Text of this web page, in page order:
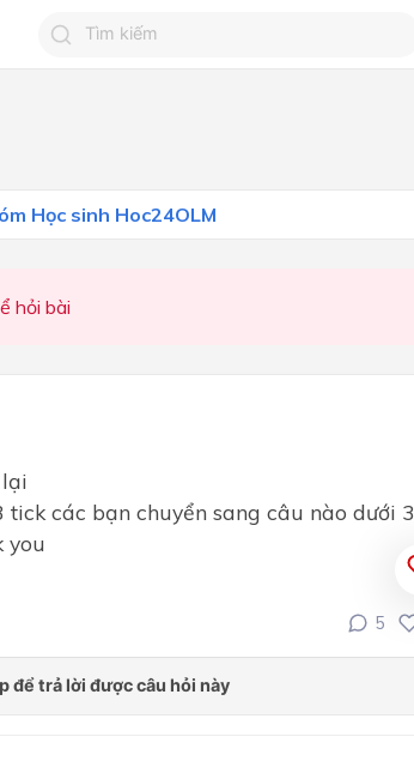
Học sinh Hoc24OLM
hỏi bài
các bạn chuyển sang câu nào dưới 3
you
5